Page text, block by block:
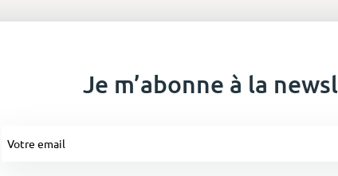
Je m’abonne à la